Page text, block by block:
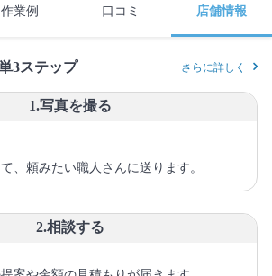
作業例 口コミ 店舗情報
3ステップ さらに詳しく
1.写真を撮る
、頼みたい職人さんに送ります。
2.相談する